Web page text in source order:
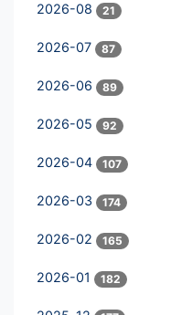
2026-08 21
2026-07 87
2026-06 89
2026-05 92
2026-04 107
2026-03 174
2026-02 165
2026-01 182